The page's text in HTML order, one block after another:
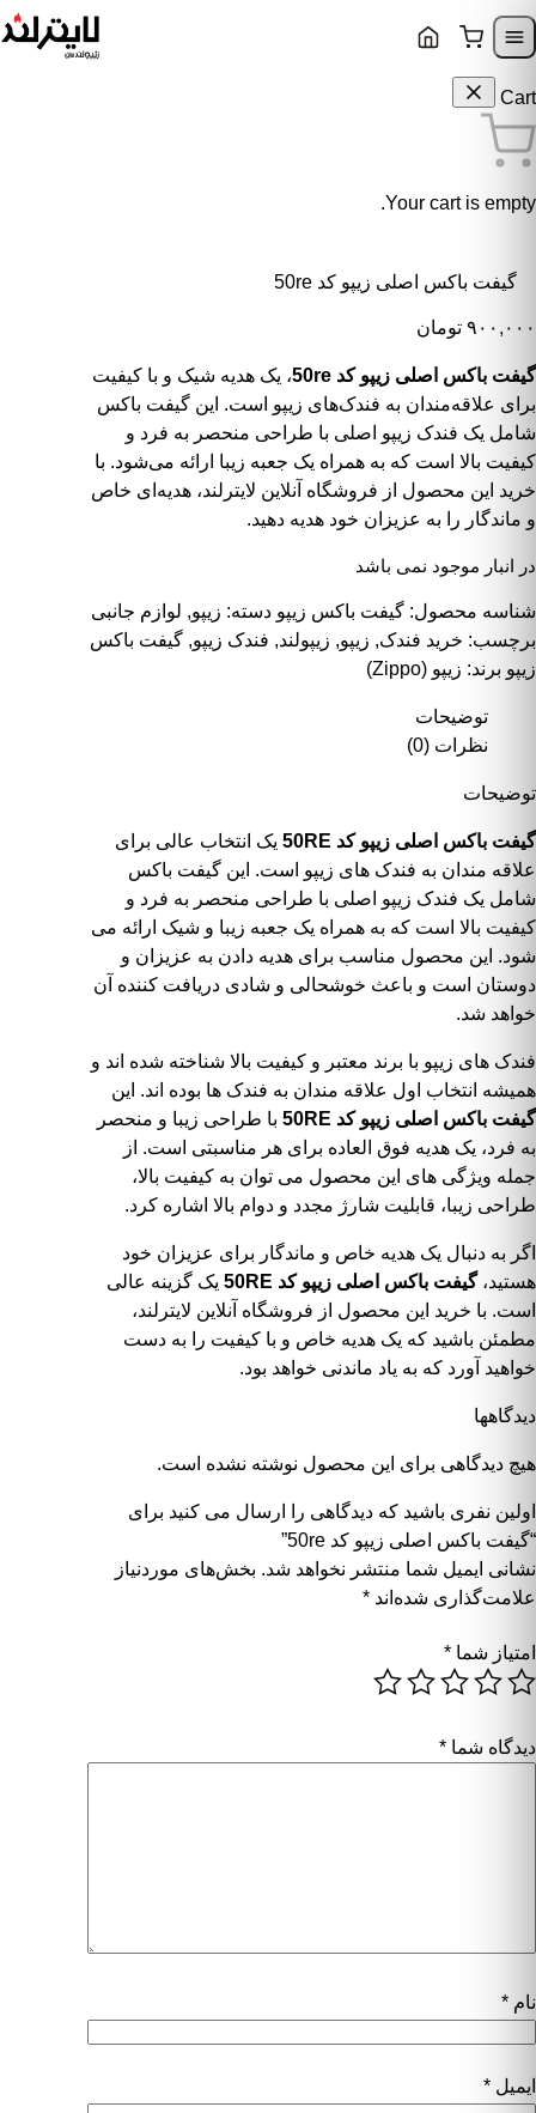
Skip to navigation
Cart
Your cart is empty.
گیفت باکس اصلی زیپو کد 50re
۹۰۰,۰۰۰ تومان
گیفت باکس اصلی زیپو کد 50re
، یک هدیه شیک و با کیفیت
برای علاقه‌مندان به فندک‌های زیپو است. این گیفت باکس
شامل یک فندک زیپو اصلی با طراحی منحصر به فرد و
کیفیت بالا است که به همراه یک جعبه زیبا ارائه می‌شود. با
خرید این محصول از فروشگاه آنلاین لایترلند، هدیه‌ای خاص
و ماندگار را به عزیزان خود هدیه دهید.
در انبار موجود نمی باشد
شناسه محصول: گیفت باکس زیپو دسته: زیپو, لوازم جانبی
برچسب: خرید فندک, زیپو, زیپولند, فندک زیپو, گیفت باکس
زیپو برند: زیپو (Zippo)
توضیحات
نظرات (0)
توضیحات
گیفت باکس اصلی زیپو کد 50RE
یک انتخاب عالی برای
علاقه مندان به فندک های زیپو است. این گیفت باکس
شامل یک فندک زیپو اصلی با طراحی منحصر به فرد و
کیفیت بالا است که به همراه یک جعبه زیبا و شیک ارائه می
شود. این محصول مناسب برای هدیه دادن به عزیزان و
دوستان است و باعث خوشحالی و شادی دریافت کننده آن
خواهد شد.
فندک های زیپو با برند معتبر و کیفیت بالا شناخته شده اند و
همیشه انتخاب اول علاقه مندان به فندک ها بوده اند. این
گیفت باکس اصلی زیپو کد 50RE
با طراحی زیبا و منحصر
به فرد، یک هدیه فوق العاده برای هر مناسبتی است. از
جمله ویژگی های این محصول می توان به کیفیت بالا،
طراحی زیبا، قابلیت شارژ مجدد و دوام بالا اشاره کرد.
اگر به دنبال یک هدیه خاص و ماندگار برای عزیزان خود
هستید،گیفت باکس اصلی زیپو کد 50RE
یک گزینه عالی
است. با خرید این محصول از فروشگاه آنلاین لایترلند،
مطمئن باشید که یک هدیه خاص و با کیفیت را به دست
خواهید آورد که به یاد ماندنی خواهد بود.
دیدگاهها
هیچ دیدگاهی برای این محصول نوشته نشده است.
اولین نفری باشید که دیدگاهی را ارسال می کنید برای
“گیفت باکس اصلی زیپو کد 50re”
نشانی ایمیل شما منتشر نخواهد شد. بخش‌های موردنیاز
علامت‌گذاری شده‌اند *
امتیاز شما *
دیدگاه شما *
نام *
ایمیل *